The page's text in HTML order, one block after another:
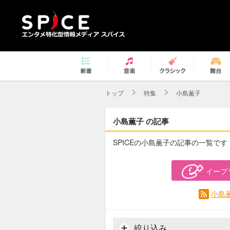
トップ 特集 小島薫子
小島薫子 の記事
SPICEの小島薫子の記事の一覧です
イープ
小島